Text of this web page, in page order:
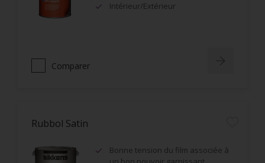
Intérieur/Extérieur
Comparer
Rubbol Satin
Bonne tension du film associée à